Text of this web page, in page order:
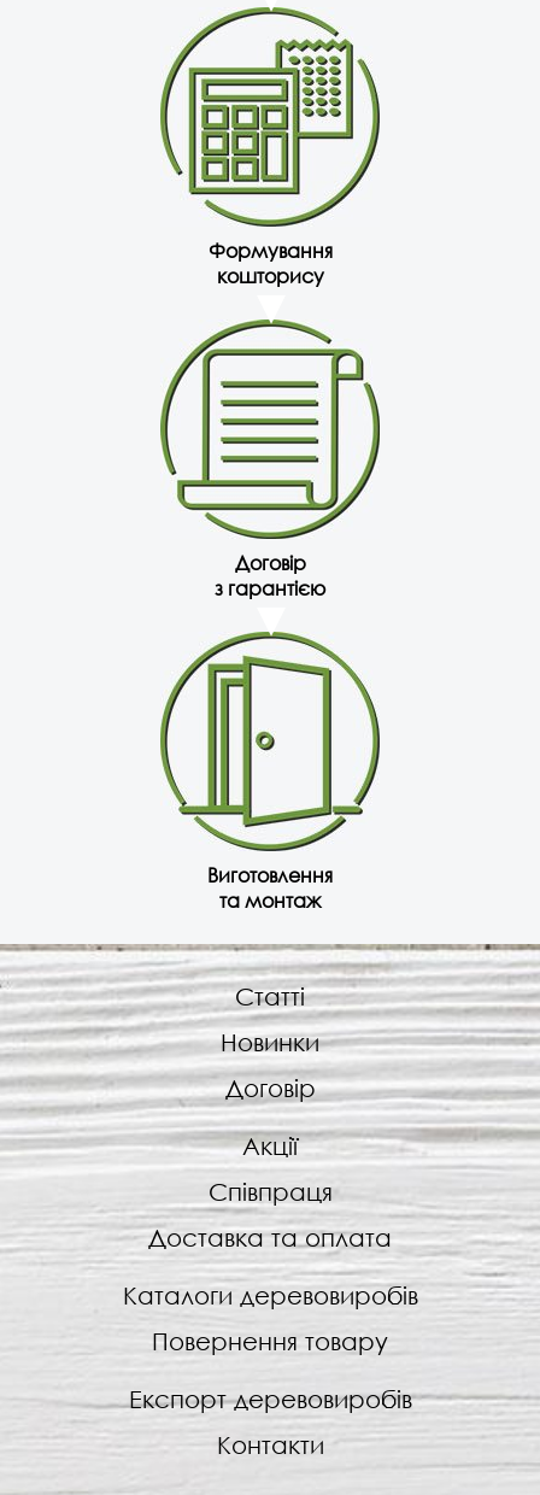
Формування
кошторису
Договір
з гарантією
Виготовлення
та монтаж
Статті
Новинки
Договір
Акції
Співпраця
Доставка та оплата
Каталоги деревовиробів
Повернення товару
Експорт деревовиробів
Контакти